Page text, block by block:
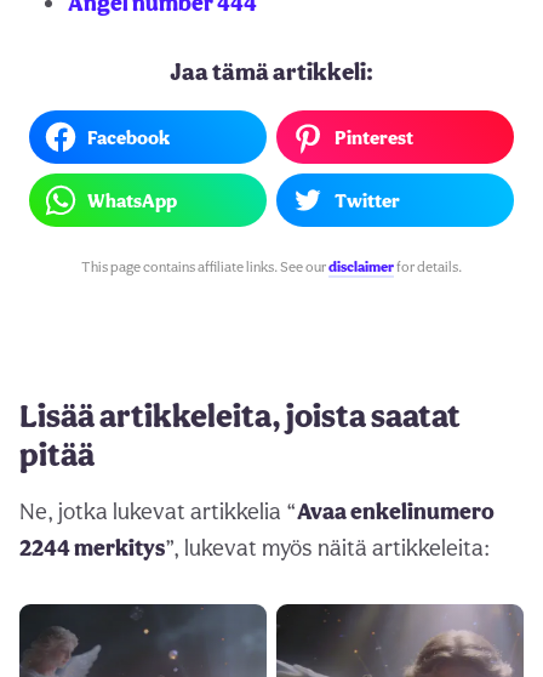
Jaa tämä artikkeli:
Facebook Pinterest
WhatsApp Twitter
This page contains affiliate links. See ourdisclaimerfor details.
Lisää artikkeleita, joista saatat
pitää
Ne, jotka lukevat artikkelia “Avaa enkelinumero
2244 merkitys”, lukevat myös näitä artikkeleita: